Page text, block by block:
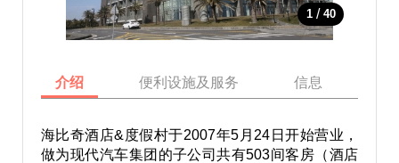
1 / 40
介绍 便利设施及服务 信息
海比奇酒店&度假村于2007年5月24日开始营业，
做为现代汽车集团的子公司共有503间客房（酒店